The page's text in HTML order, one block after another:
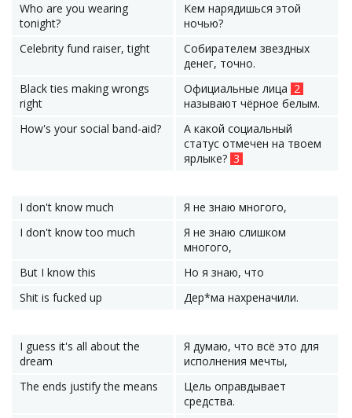
Who are you wearing
tonight?
Кем нарядишься этой
ночью?
Celebrity fund raiser, tight
Собирателем звездных
денег, точно.
Black ties making wrongs
right
Официальные лица 2
называют чёрное белым.
How's your social band-aid?
А какой социальный
статус отмечен на твоем
ярлыке? 3
I don't know much
Я не знаю многого,
I don't know too much
Я не знаю слишком
многого,
But I know this
Но я знаю, что
Shit is fucked up
Дер*ма нахреначили.
I guess it's all about the
dream
Я думаю, что всё это для
исполнения мечты,
The ends justify the means
Цель оправдывает
средства.